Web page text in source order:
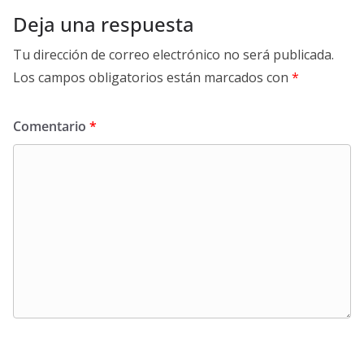
Deja una respuesta
Tu dirección de correo electrónico no será publicada.
Los campos obligatorios están marcados con *
Comentario *